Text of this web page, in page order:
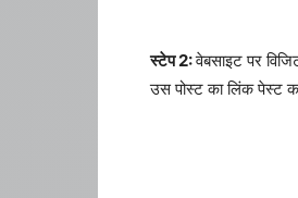
स्टेप 2:वेबसाइट पर
उस पोस्ट का लिंक पेस्ट